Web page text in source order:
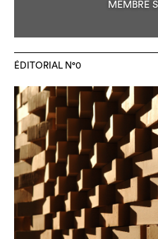
MEMBRE
ÉDITORIAL N°0